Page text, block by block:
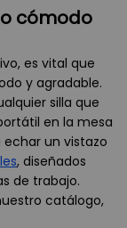
cómodo
es vital que
y agradable.
silla que
en la mesa
echar un vistazo
, diseñados
de trabajo.
catálogo,